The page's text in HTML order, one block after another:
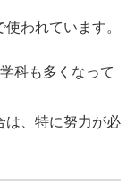
われています。
科も多くなって
は、特に努力が必